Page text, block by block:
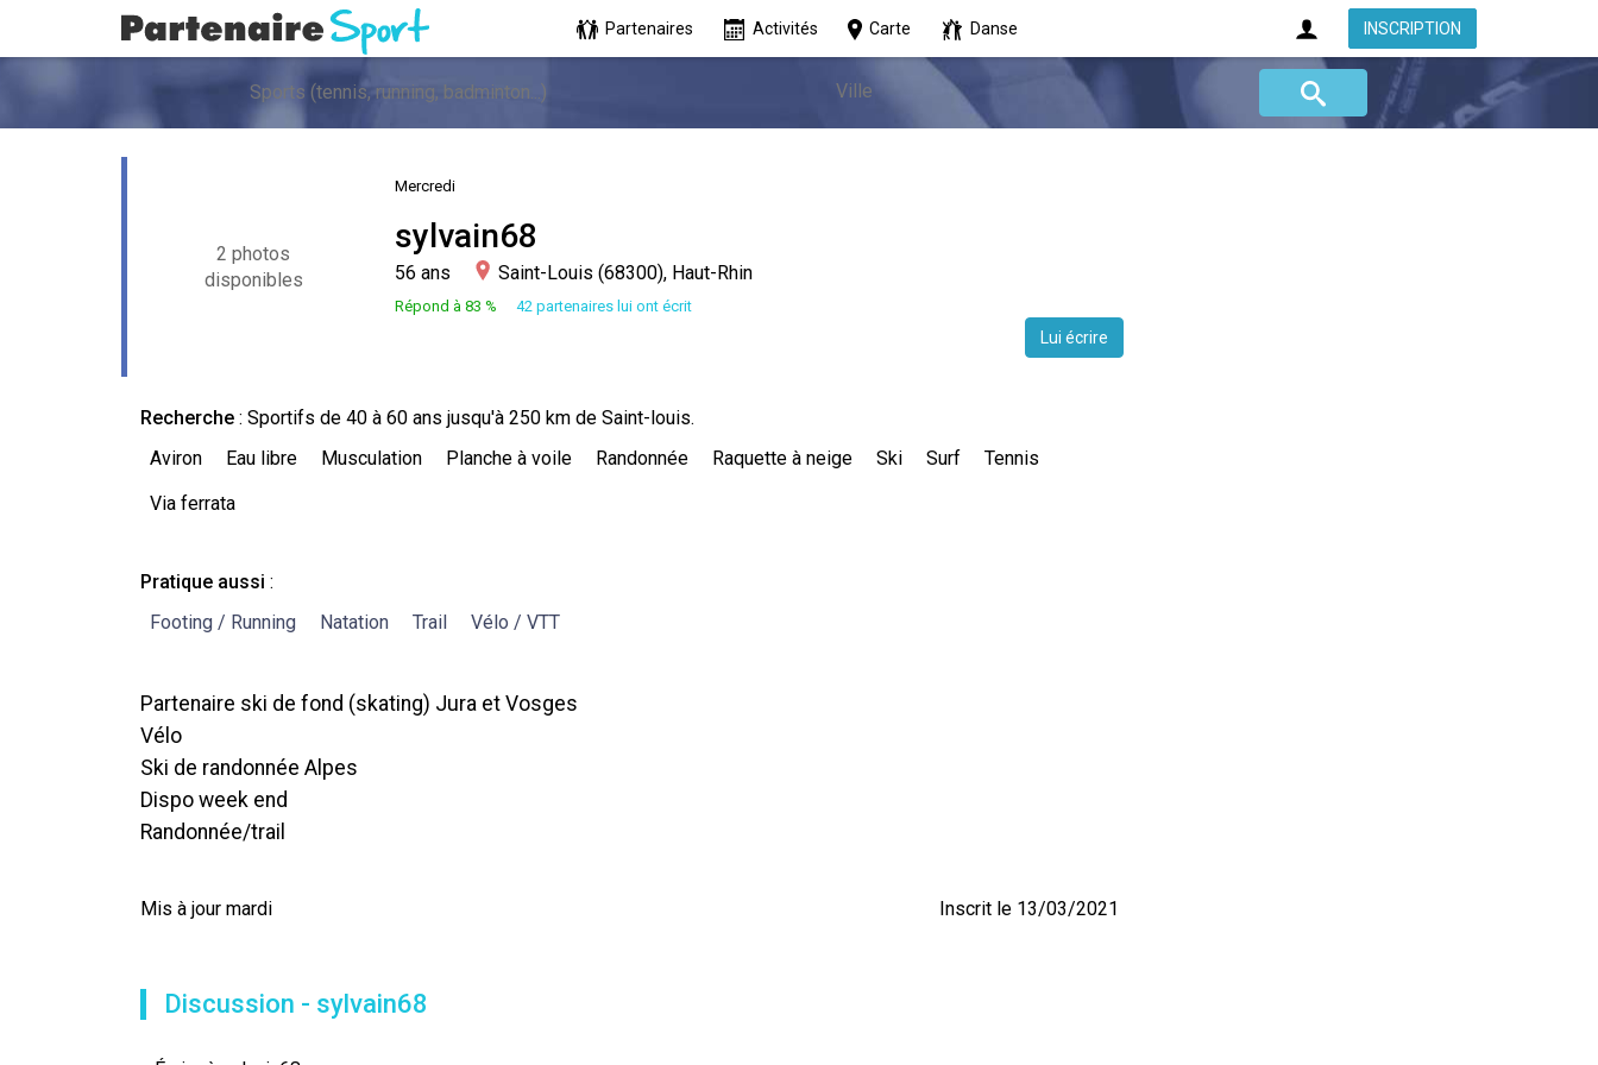
Partenaires Activités Carte Danse INSCRIPTION
2 photos
disponibles
Mercredi
sylvain68
56 ans Saint-Louis (68300), Haut-Rhin
Répond à 83 % 42 partenaires lui ont écrit
Lui écrire
Recherche : Sportifs de 40 à 60 ans jusqu'à 250 km de Saint-louis.
Aviron
Eau libre Musculation Planche à voile Randonnée Raquette à neige Ski Surf
Tennis
Via ferrata
Pratique aussi :
Footing / Running
Natation Trail Vélo / VTT
Partenaire ski de fond (skating) Jura et Vosges
Vélo
Ski de randonnée Alpes
Dispo week end
Randonnée/trail
Mis à jour mardi Inscrit le 13/03/2021
Discussion - sylvain68